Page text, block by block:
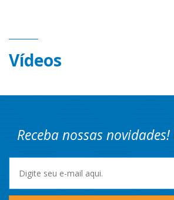
Vídeos
Receba nossas